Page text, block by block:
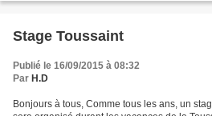
Stage Toussaint
Publié le 16/09/2015 à 08:32
Par H.D
Bonjours à tous, Comme tous les ans, un